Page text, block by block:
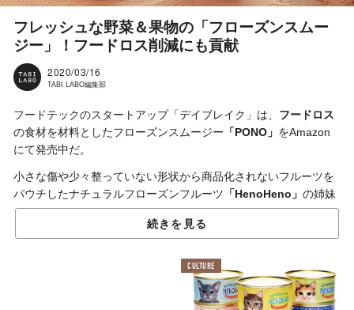
フレッシュな野菜＆果物の「フローズンスムー
ジー」！フードロス削減にも貢献
2020/03/16
TABI LABO編集部
フードテックのスタートアップ「デイブレイク」は、 フードロス
の食材を材料としたフローズンスムージー 「PONO」 をAmazon
にて発売中だ。
小さな傷や少々整っていない形状から商品化されないフルーツを
パウチしたナチュラルフローズンフルーツ 「HenoHeno」 の姉妹
商品である「PONO」は、全国から取り寄せた余剰野菜や果物を
急速冷凍して、パウチで真空化。
採れたてのフレッシュな状態がキープされているので、牛乳や豆
乳、ヨーグルトなどを加えてミキサーで混ぜることで栄養満点の
スムージーがあっという間に完成する。
続きを見る
CULTURE